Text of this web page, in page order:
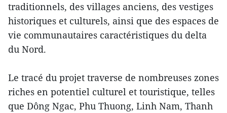
traditionnels, des villages anciens, des vestiges
historiques et culturels, ainsi que des espaces de
vie communautaires caractéristiques du delta
du Nord.
Le tracé du projet traverse de nombreuses zones
riches en potentiel culturel et touristique, telles
que Dông Ngac, Phu Thuong, Linh Nam, Thanh